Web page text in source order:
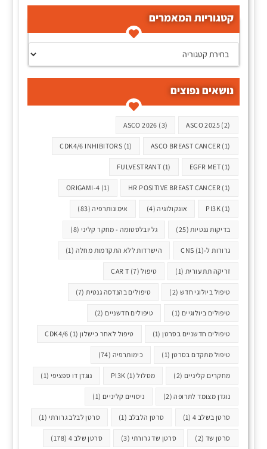
קטגוריות המאמרים
קטגוריות המאמרים
נושאים נפוצים
תגיות
ASCO 2025(2)
ASCO 2026 (3)
ASCO BREAST CANCER(1)
CDK4/6 INHIBITORS (1)
EGFR MET(1)
FULVESTRANT (1)
HR POSITIVE BREAST CANCER(1)
ORIGAMI-4 (1)
PI3K(1) אונקולוגיה(4) אימונותרפיה(83)
בדיקות גנטיות (25) גליובלסטומה - מחקר קליני (8)
גרורות ל-CNS(1) הישרדות ללא התקדמות מחלה (1)
זריקה תת עורית (1) טיפול CAR T (7)
טיפול ביולוגי חדש (2) טיפולים בהנדסה גנטית (7)
טיפולים ביולוגיים (1) טיפולים חדשניים (2)
טיפולים חדשניים בסרטן(1) טיפול לאחר כישלון CDK4/6 (1)
טיפול מתקדם בסרטן (1) כימותרפיה (74)
מחקרים קליניים (2) מסלול PI3K (1) נוגדן דו ספציפי (1)
נוגדן מצומד לתרופה(2) ניסויים קליניים (1)
סרטן בשלב 4 (1) סרטן הלבלב (1) סרטן לבלב גרורתי (1)
סרטן שד (2) סרטן שד גרורתי (3) סרטן שלב 4 (178)